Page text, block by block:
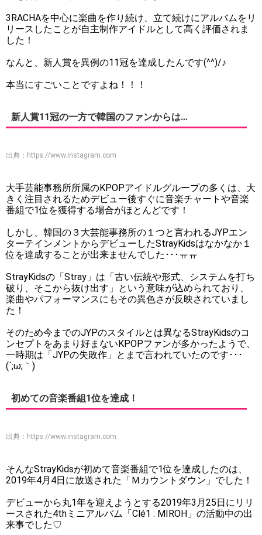
3RACHAを中心に楽曲を作り続け、立て続けにアルバムをリ
リースしたことが自主制作アイドルとして高く評価されま
した！
なんと、新人賞を異例の11冠を達成したんです(^^)/♪
本当にすごいことですよね！！！
新人賞11冠の一方で韓国のファンからは…
出典： https://www.instagram.com
大手芸能事務所所属のKPOPアイドルグループの多くは、大
きく注目されるためデビュー後すぐに音楽チャートや音楽
番組で1位を獲得する場合がほとんどです！
しかし、韓国の３大芸能事務所の１つと言われるJYPエン
ターテインメントからデビューしたStrayKidsはなかなか１
位を達成することが出来ませんでした･･･ㅠㅠ
StrayKidsの「Stray」は「古い伝統や形式、システムを打ち
破り、そこから抜け出す」という意味が込められており、
楽曲やパフォーマンスにもその異色さが反映されていまし
た！
そのため今までのJYPのスタイルとは異なるStrayKidsのコ
ンセプトをあまり好まないKPOPファンが多かったようで、
一時期は「JYPの失敗作」とまで言われていたのです･･･
(´;ω;｀)
初めての音楽番組1位を達成！
出典： https://www.instagram.com
そんなStrayKidsが初めて音楽番組で1位を達成したのは、
2019年4月4日に放送された「Ｍカウントダウン」でした！
デビューから丸1年を迎えようとする2019年3月25日にリリ
ースされた4thミニアルバム「Clé1 : MIROH」の活動中の出
来事でした♡